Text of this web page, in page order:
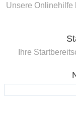
Unsere Onlinehilfe
Ihre